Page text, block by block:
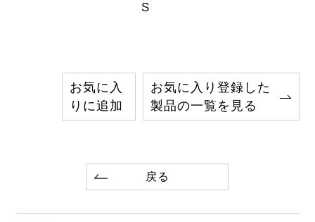
S
お気に入
りに追加
お気に入り登録した
製品の一覧を見る
戻る